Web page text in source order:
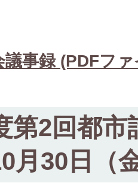
議事録 (PDFフ
第2回都市
月30日（